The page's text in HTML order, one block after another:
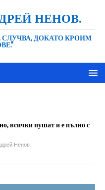
НЕНОВ.
СЛУЧВА, ДОКАТО КРОИМ
всички пушат и е пълно с
Ненов